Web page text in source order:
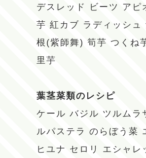
デスレッド
ビーツ アピ
芋 紅カブ ラディッシュ
根(紫師舞) 筍芋 つくね
里芋
葉茎菜類のレシピ
ケール バジル ツルムラ
ルパステラ のらぼう菜
ヒユナ セロリ エシャレ